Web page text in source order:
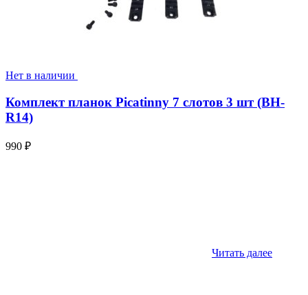
Нет в наличии
Комплект планок Picatinny 7 слотов 3 шт (BH-
R14)
990 ₽
Читать далее